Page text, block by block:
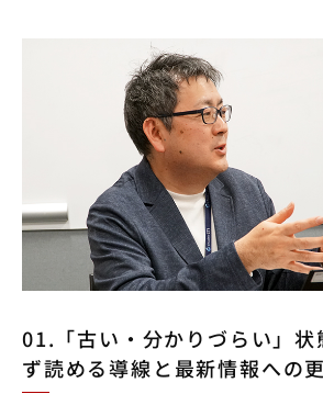
01.「古い・分かりづらい」状
ず読める導線と最新情報への